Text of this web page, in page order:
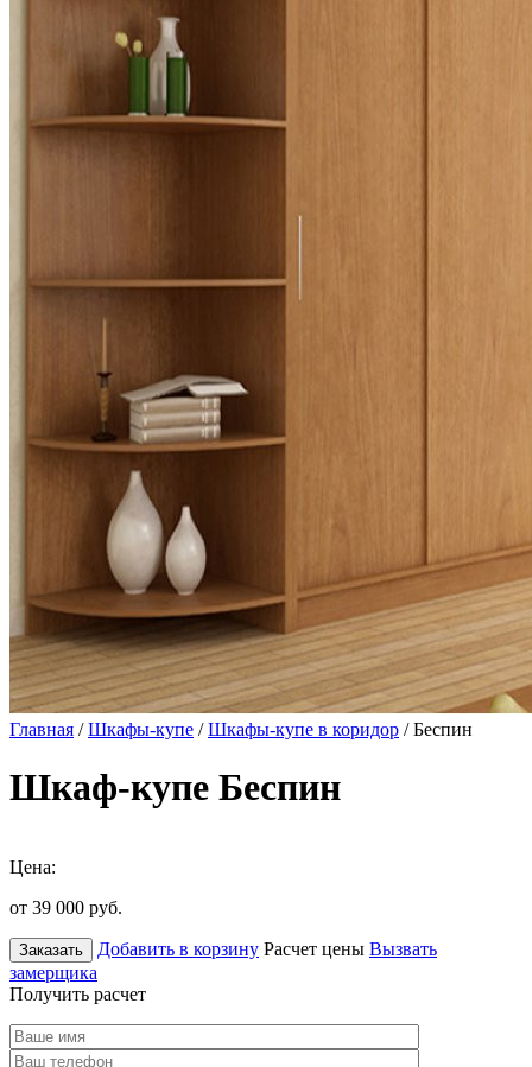
Главная /Шкафы-купе /Шкафы-купе в коридор / Беспин
Шкаф-купе Беспин
Цена:
от 39 000 руб.
Заказать Добавить в корзину Расчет цены Вызвать
замерщика
Получить расчет